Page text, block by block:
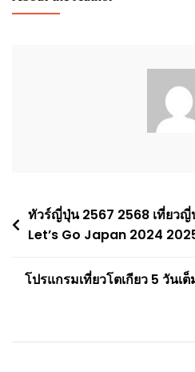
Post
navigation
ทัวร์ญี่ปุ่น 2567 2568 เที่ยวญี่
Let’s Go Japan 2024
โปรแกรมเที่ยวโตเกียว 5 วัน